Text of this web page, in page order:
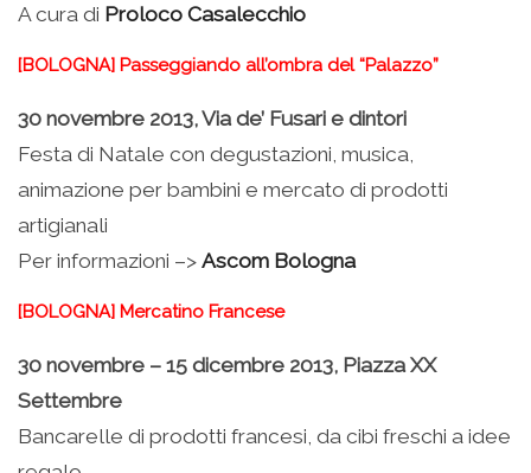
A cura di Proloco Casalecchio
[BOLOGNA] Passeggiando all’ombra del “Palazzo”
30 novembre 2013, Via de’ Fusari e dintori
Festa di Natale con degustazioni, musica,
animazione per bambini e mercato di prodotti
artigianali
Per informazioni –> Ascom Bologna
[BOLOGNA] Mercatino Francese
30 novembre – 15 dicembre 2013, Piazza XX
Settembre
Bancarelle di prodotti francesi, da cibi freschi a idee